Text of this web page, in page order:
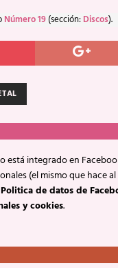
Número 19 (sección: Discos).
está integrado en
(el mismo que hace
Politica de datos de
y cookies.